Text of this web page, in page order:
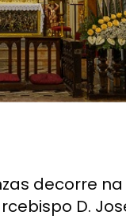
decorre
D.